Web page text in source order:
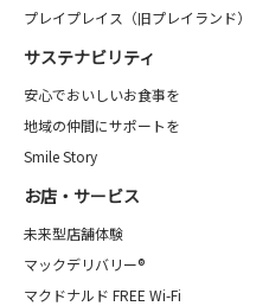
プレイプレイス（旧プレイランド）
サステナビリティ
安心でおいしいお食事を
地域の仲間にサポートを
Smile Story
お店・サービス
未来型店舗体験
マックデリバリー®
マクドナルド FREE Wi-Fi